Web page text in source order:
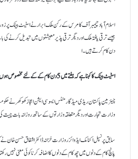
اسلام آباد چیمبر آف کامرس کے رکن ملک ابرار نے اسٹیٹ بینک پر
دن کام کرتے ہیں۔ا
اسٹیٹ بینک کا کہنا ہے کہ ہفتے میں 5 دن کام کے کے لئے مخصوص ہوں گے،
چیئرمین پاکستان ریڈی میڈ گارمنٹس ایسوسی ایشن اعجاز کھوکھر
وزارت تجارت اور دیگر متعلقہ وزارتوں کے ساتھ روزانہ بات چیت کی ضرورت
سابق پرنسپل اکنامک ایڈوائزر وزارت خزانہ ڈاکٹر اشفاق حسن خان نے
پانچ کام کے دنوں میں چھ کام کے دنوں کا اضافہ کرنا کوئی معنی نہیں